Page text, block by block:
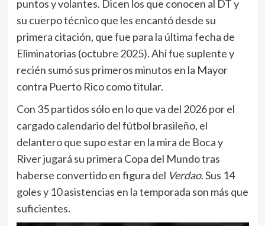
contra Puerto Rico como titular.
Con 35 partidos sólo en lo que va del 2026 por el
cargado calendario del fútbol brasileño, el
delantero que supo estar en la mira de Boca y
River jugará su primera Copa del Mundo tras
goles y 10 asistencias en la temporada son más que
suficientes.